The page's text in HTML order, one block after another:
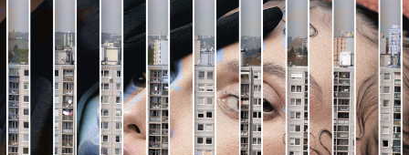
Pro děti
edu
Vše o ČT